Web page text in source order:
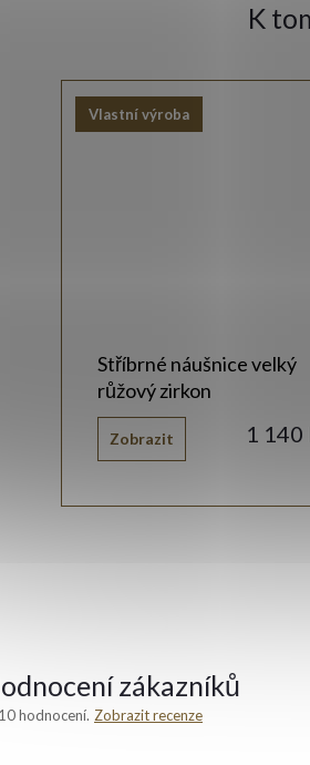
K
Vlastní výroba
Stříbrné náušnice velký
růžový zirkon
1 140
Zobrazit
zákazníků
hodnocení Zobrazit recenze